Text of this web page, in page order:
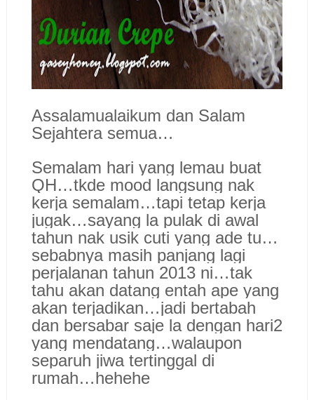
Assalamualaikum dan Salam
Sejahtera semua…
Semalam hari yang lemau buat
QH…tkde mood langsung nak
kerja semalam…tapi tetap kerja
jugak…sayang la pulak di awal
tahun nak usik cuti yang ade tu…
sebabnya masih panjang lagi
perjalanan tahun 2013 ni…tak
tahu akan datang entah ape yang
akan terjadikan…jadi bertabah
dan bersabar saje la dengan hari2
yang mendatang…walaupon
separuh jiwa tertinggal di
rumah…hehehe